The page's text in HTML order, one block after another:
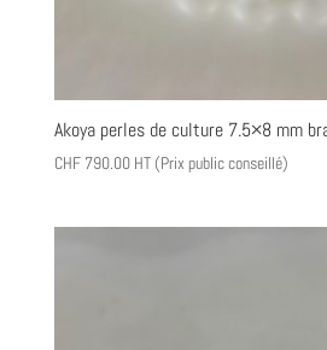
Akoya perles de culture 7.5×8 mm
CHF790.00 HT (Prix public conseillé)